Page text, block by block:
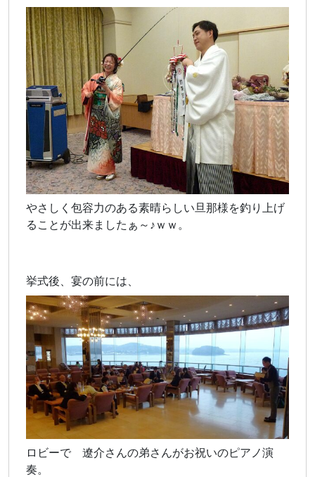
やさしく包容力のある素晴らしい旦那様を釣り上げ
ることが出来ましたぁ～♪ｗｗ。
挙式後、宴の前には、
ロビーで 遼介さんの弟さんがお祝いのピアノ演
奏。